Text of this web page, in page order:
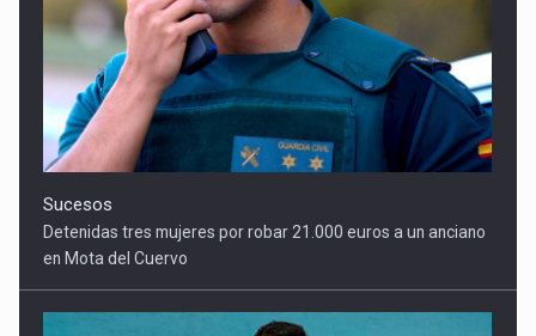
Sucesos
Detenidas tres mujeres por robar 21.000 euros a un anciano
en Mota del Cuervo